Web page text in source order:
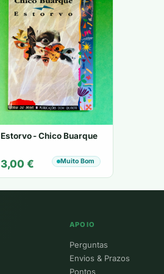
Estorvo - Chico Buarque
3,00 € Muito Bom
APOIO
Perguntas
Envios & Prazos
Pontos